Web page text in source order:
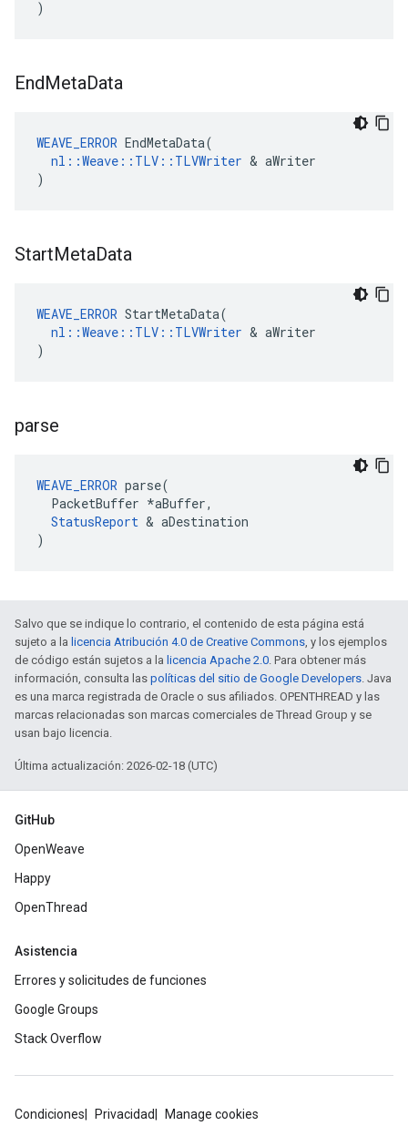
)
EndMetaData
WEAVE_ERROR EndMetaData(
nl::Weave::TLV::TLVWriter & aWriter
)
StartMetaData
WEAVE_ERROR StartMetaData(
nl::Weave::TLV::TLVWriter & aWriter
)
parse
WEAVE_ERROR parse(
  PacketBuffer *aBuffer,
StatusReport & aDestination
)
Salvo que se indique lo contrario, el contenido de esta página está
sujeto a la licencia Atribución 4.0 de Creative Commons, y los ejemplos
de código están sujetos a la licencia Apache 2.0. Para obtener más
información, consulta las políticas del sitio de Google Developers. Java
es una marca registrada de Oracle o sus afiliados. OPENTHREAD y las
marcas relacionadas son marcas comerciales de Thread Group y se
usan bajo licencia.
Última actualización: 2026-02-18 (UTC)
GitHub
OpenWeave
Happy
OpenThread
Asistencia
Errores y solicitudes de funciones
Google Groups
Stack Overflow
Condiciones Privacidad Manage cookies